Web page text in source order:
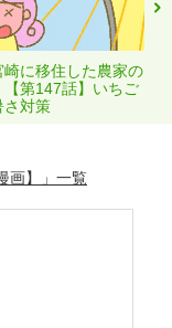
崎に移住した農家の
【第147話】いちご
さ対策
画】」